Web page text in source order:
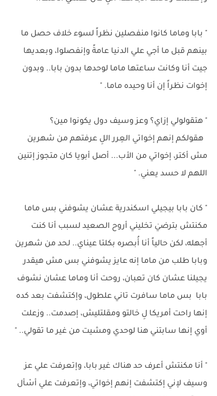
" بابا وماما كانوا منفصلين نظراً لسوء خلاف حصل ما
بينهم قبل ما أجي علي الدنيا عامةً وإنفصلوا، وبعديها
جيت أنا وكانت ساعتها ماما لوحدها بدون بابا.. وبدون
إخوات نظراً إن أنا وحيده ماما. "
" هتقولولي إزاي؟ وعز وسيف دول يكونوا مين؟
هقولكم إنهم إخواتي العِرر اللِ عرفتهم من شهرين
مش أكتر، إخواتي من الأب... أصل أبويا كان متجوز إتنين
اللهم لا حسد يعني. "
" كان بابا بيجيلي اسكندرية عشان يشوفني بس ماما
مكنتش بترضيٰ تخليني أروح الصعيد لسبب أنا كنت
أجهله، لكن حالياً أنا أُبصره بكلتا عيناي.. لحد من شهرين
وبابا طلب من ماما إنه عايز يشوفني بس مش هيقدر
يجيلنا عشان كان تعبان، روحت أنا وماما عشان نشوف
بابا بس ماما سافرت تاني علطول، وإكتشفت بعد كده
إنها راحت أمريكا لِ خالتو ومقلتليش، إصدمت.. وزعلت
أوي إنها سابتني هنا لوحدي ومشيت من غير ما تقولي.. "
" أنا مكنتش أعرف حد هناك غير بابا، وإتعرفت علي عز
وسيف لإني إكتشفت إنهم إخواتي، وإتعرفت علي أسْأل